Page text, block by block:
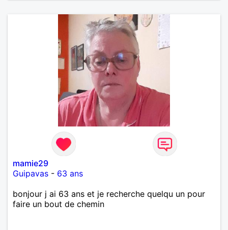
mamie29
Guipavas - 63 ans
bonjour j ai 63 ans et je recherche quelqu un pour
faire un bout de chemin